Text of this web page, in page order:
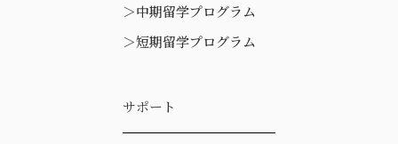
＞中期留学プログラム
＞短期留学プログラム
サポート